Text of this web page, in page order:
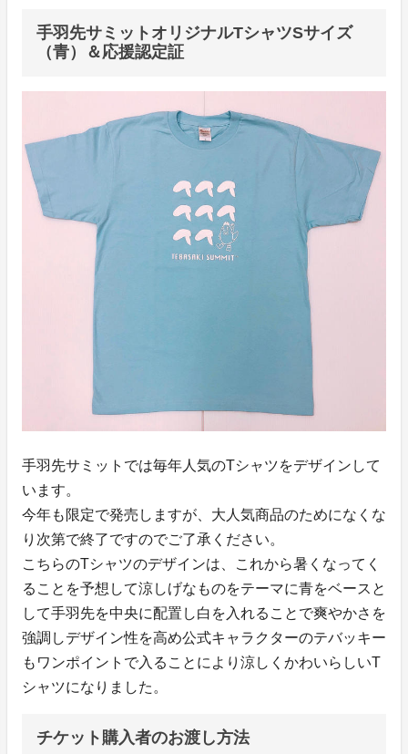
手羽先サミットオリジナルTシャツSサイズ
（青）＆応援認定証
手羽先サミットでは毎年人気のTシャツをデザインして
います。
今年も限定で発売しますが、大人気商品のためになくな
り次第で終了ですのでご了承ください。
こちらのTシャツのデザインは、これから暑くなってく
ることを予想して涼しげなものをテーマに青をベースと
して手羽先を中央に配置し白を入れることで爽やかさを
強調しデザイン性を高め公式キャラクターのテバッキー
もワンポイントで入ることにより涼しくかわいらしいT
シャツになりました。
チケット購入者のお渡し方法